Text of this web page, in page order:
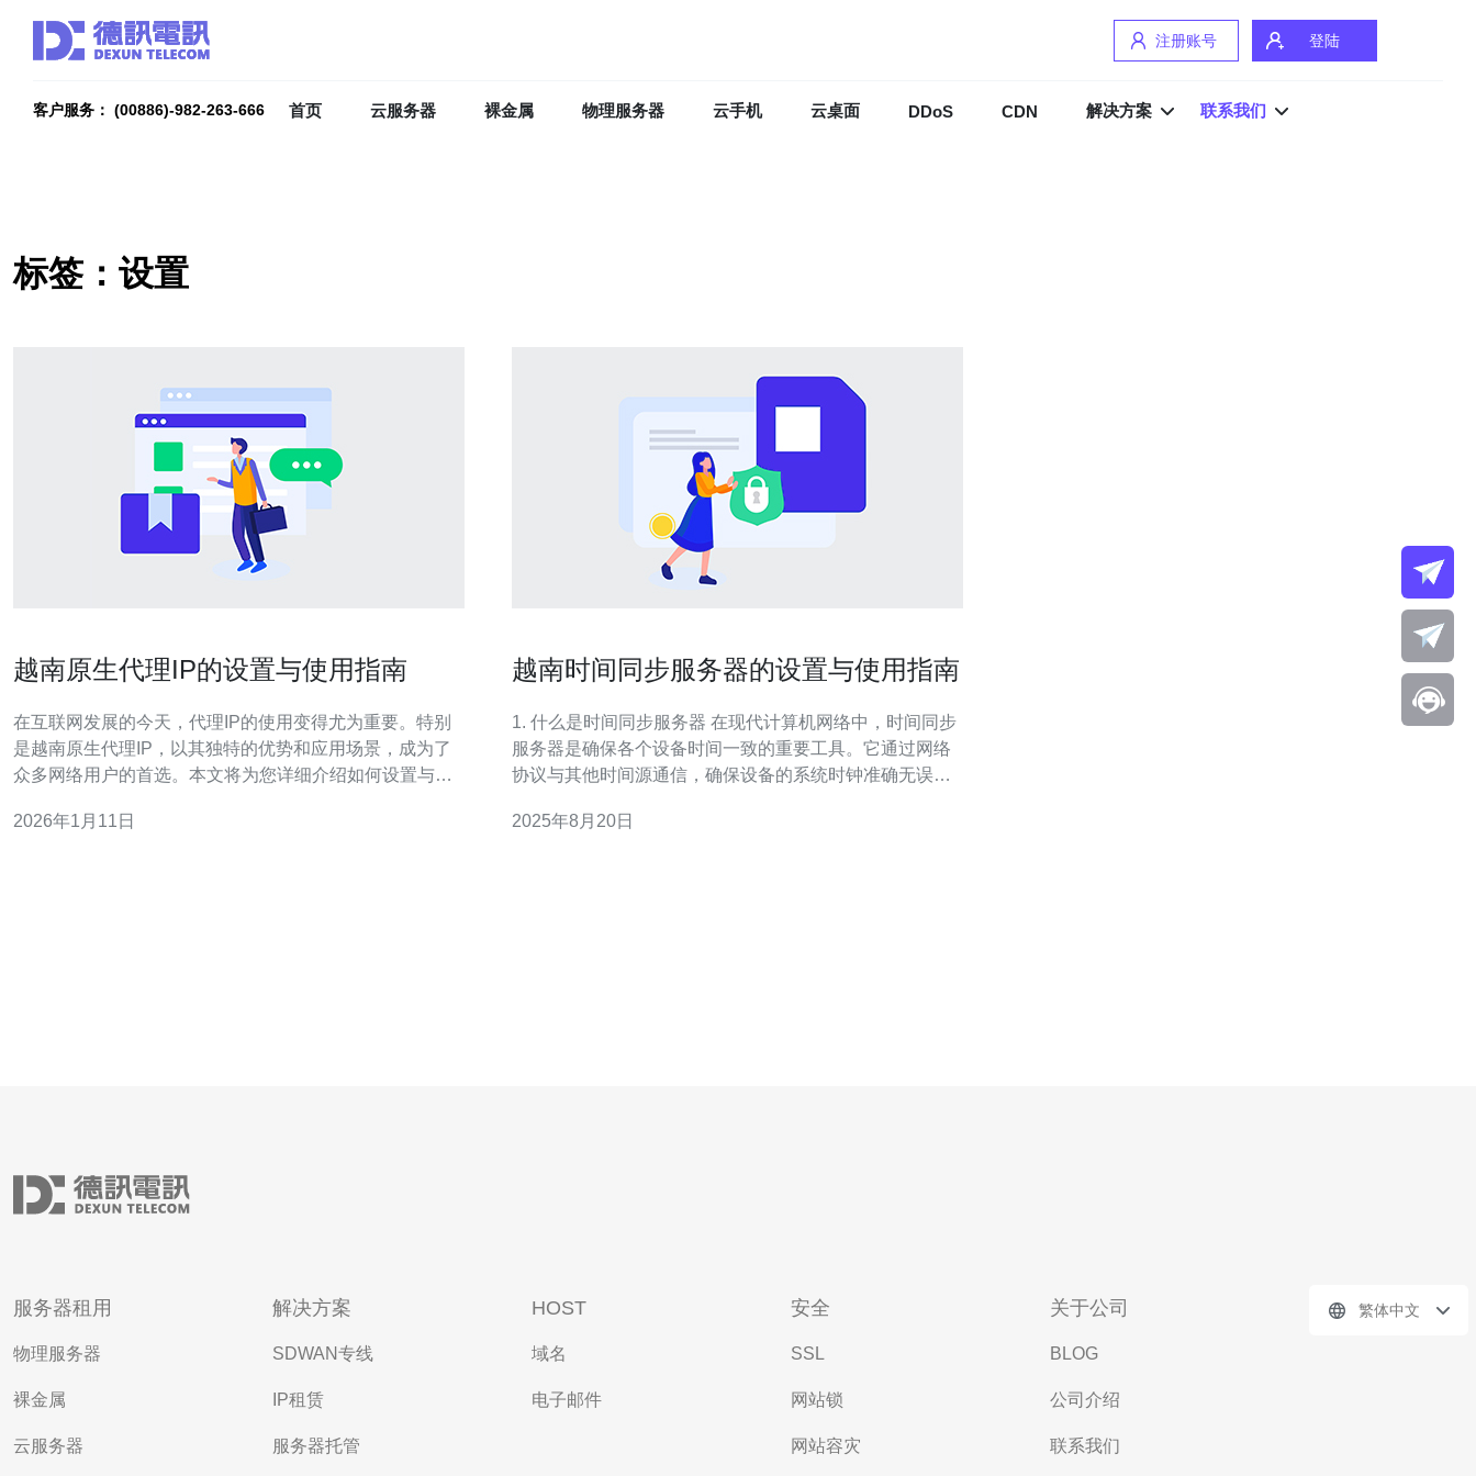
注册账号 登陆
客户服务： (00886)-982-263-666 首页 云服务器 裸金属 物理服务器 云手机 云桌面 DDoS CDN 解决方案 联系我们
标签：设置
越南原生代理IP的设置与使用指南
在互联网发展的今天，代理IP的使用变得尤为重要。特别
是越南原生代理IP，以其独特的优势和应用场景，成为了
众多网络用户的首选。本文将为您详细介绍如何设置与使
的解答。 越南原生代理IP有什么优势？ 越南原生代理IP的
2026年1月11日
越南时间同步服务器的设置与使用指南
1. 什么是时间同步服务器 在现代计算机网络中，时间同步
服务器是确保各个设备时间一致的重要工具。它通过网络
协议与其他时间源通信，确保设备的系统时钟准确无误。
提高网络的稳定性与安全性。 2. 准备工作 在开始设置时间
2025年8月20日
服务器租用
物理服务器
裸金属
云服务器
解决方案
SDWAN专线
IP租赁
服务器托管
HOST
域名
电子邮件
安全
SSL
网站锁
网站容灾
关于公司
BLOG
公司介绍
联系我们
繁体中文